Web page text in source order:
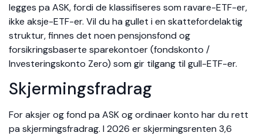
legges pa ASK, fordi de klassifiseres som ravare-ETF-er,
ikke aksje-ETF-er. Vil du ha gullet i en skattefordelaktig
struktur, finnes det noen pensjonsfond og
forsikringsbaserte sparekontoer (fondskonto /
Investeringskonto Zero) som gir tilgang til gull-ETF-er.
Skjermingsfradrag
For aksjer og fond pa ASK og ordinaer konto har du rett
pa skjermingsfradrag. I 2026 er skjermingsrenten 3,6